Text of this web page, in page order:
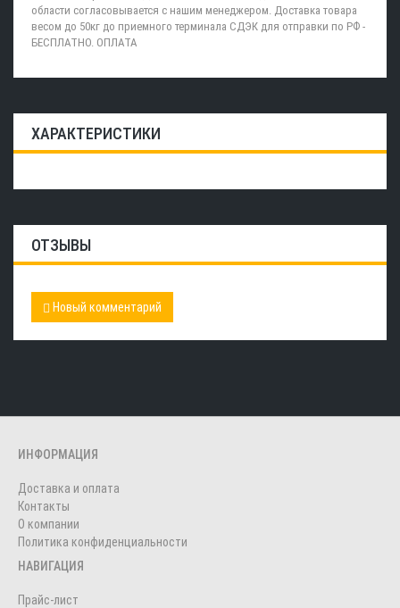
области согласовывается с нашим менеджером. Доставка товара
весом до 50кг до приемного терминала СДЭК для отправки по РФ -
БЕСПЛАТНО. ОПЛАТА
ХАРАКТЕРИСТИКИ
ОТЗЫВЫ
Новый комментарий
ИНФОРМАЦИЯ
Доставка и оплата
Контакты
О компании
Политика конфиденциальности
НАВИГАЦИЯ
Прайс-лист